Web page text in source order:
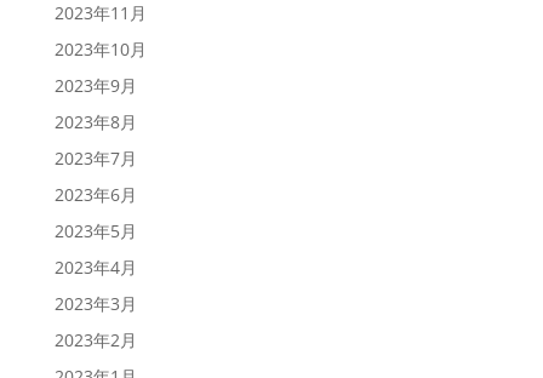
2023年11月
2023年10月
2023年9月
2023年8月
2023年7月
2023年6月
2023年5月
2023年4月
2023年3月
2023年2月